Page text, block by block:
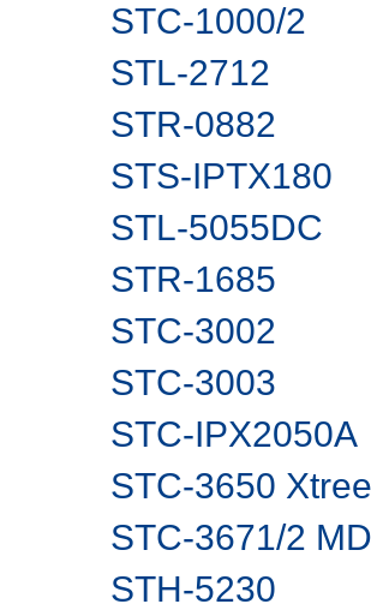
STC-1000/2
STL-2712
STR-0882
STS-IPTX180
STL-5055DC
STR-1685
STC-3002
STC-3003
STC-IPX2050A
STC-3650
STC-3671/2 MD
STH-5230